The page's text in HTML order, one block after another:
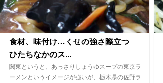
食材、味付け…くせの強さ際立つ
ひたちなかのス...
関東というと、あっさりしょうゆスープの東京ラ
ーメンというイメージが強いが、栃木県の佐野ラ